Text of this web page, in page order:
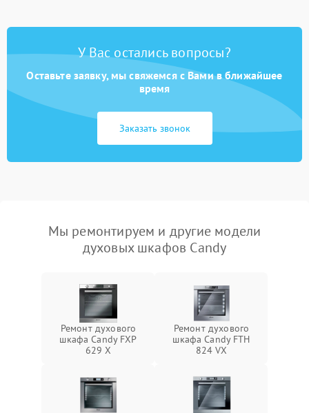
У Вас остались вопросы?
Оставьте заявку, мы свяжемся с Вами в ближайшее
время
Заказать звонок
Мы ремонтируем и другие модели
духовых шкафов Candy
Ремонт духового
шкафа Candy FXP
629 X
Ремонт духового
шкафа Candy FTH
824 VX